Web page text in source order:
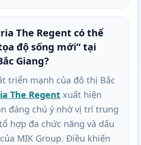
The Regent có thể
độ sống mới” tại
Giang?
triển mạnh của đô thị Bắc
The Regent xuất hiện
đáng chú ý nhờ vị trí trung
hợp đa chức năng và dấu
MIK Group. Điều khiến